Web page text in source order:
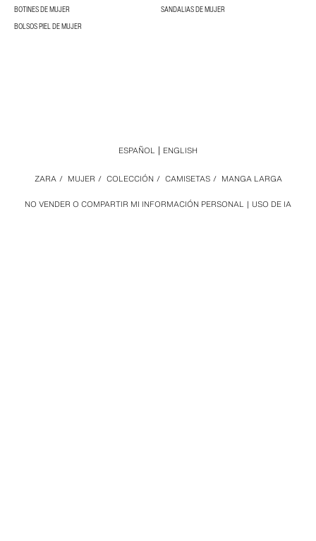
BOTINES DE MUJER
SANDALIAS DE MUJER
BOLSOS PIEL DE MUJER
NO VENDER O COMPARTIR MI INFORMACIÓN PERSONAL USO DE IA
ZARA / MUJER / COLECCIÓN / CAMISETAS / MANGA LARGA
ESPAÑOL ENGLISH